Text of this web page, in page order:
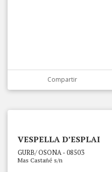
Compartir
VESPELLA D’ESPLAI
GURB/ OSONA - 08503
Mas Castañé s/n